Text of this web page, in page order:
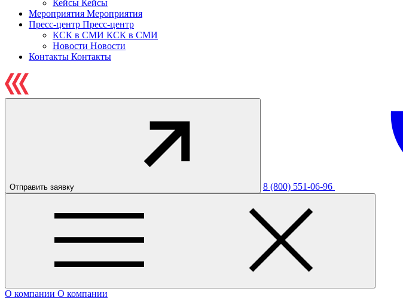
Кейсы Кейсы
Мероприятия Мероприятия
Пресс-центр Пресс-центр
КСК в СМИ КСК в СМИ
Новости Новости
Контакты Контакты
Отправить заявку 8 (800) 551-06-96
О компании О компании